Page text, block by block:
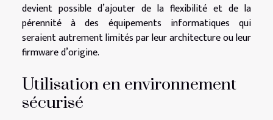
devient possible d’ajouter de la flexibilité et de la
pérennité à des équipements informatiques qui
seraient autrement limités par leur architecture ou leur
firmware d’origine.
Utilisation en environnement
sécurisé